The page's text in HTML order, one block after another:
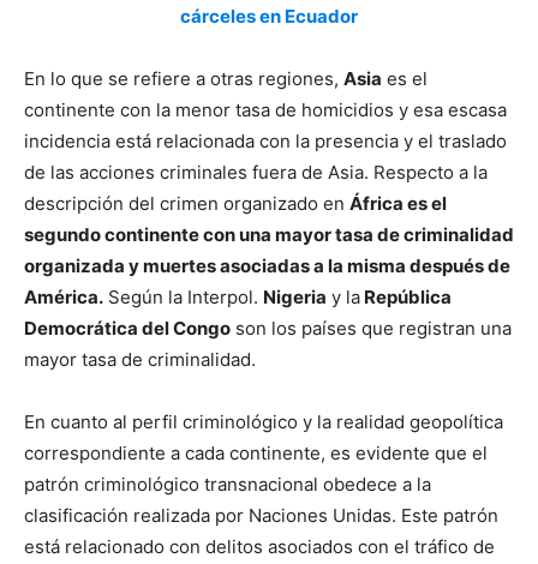
cárceles en Ecuador
En lo que se refiere a otras regiones, Asia es el
continente con la menor tasa de homicidios y esa escasa
incidencia está relacionada con la presencia y el traslado
de las acciones criminales fuera de Asia. Respecto a la
descripción del crimen organizado en África es el
segundo continente con una mayor tasa de criminalidad
organizada y muertes asociadas a la misma después de
América. Según la Interpol. Nigeria y la República
Democrática del Congo son los países que registran una
mayor tasa de criminalidad.
En cuanto al perfil criminológico y la realidad geopolítica
correspondiente a cada continente, es evidente que el
patrón criminológico transnacional obedece a la
clasificación realizada por Naciones Unidas. Este patrón
está relacionado con delitos asociados con el tráfico de